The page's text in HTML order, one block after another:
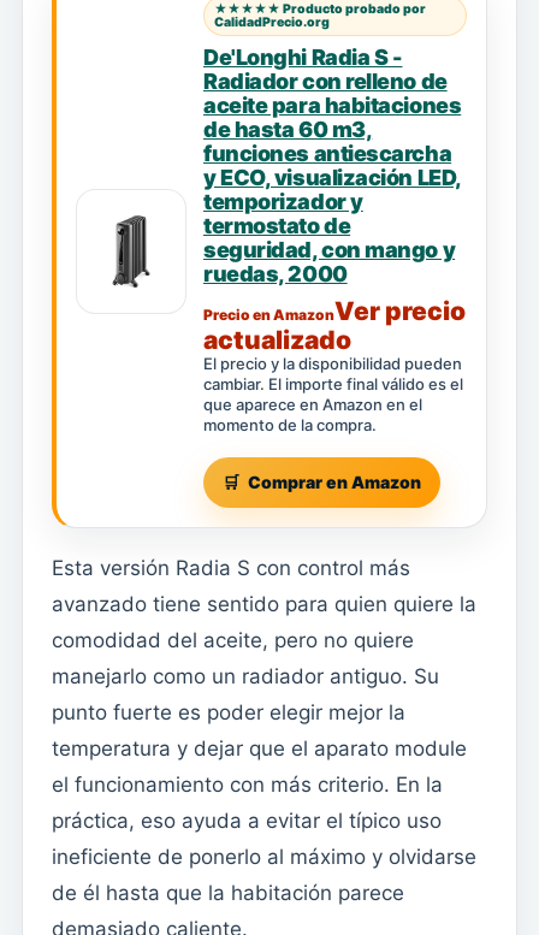
★★★★★ Producto probado por
CalidadPrecio.org
De'Longhi Radia S -
Radiador con relleno de
aceite para habitaciones
de hasta 60 m3,
funciones antiescarcha
y ECO, visualización LED,
temporizador y
termostato de
seguridad, con mango y
ruedas, 2000
Precio en AmazonVer precio
actualizado
El precio y la disponibilidad pueden
cambiar. El importe final válido es el
que aparece en Amazon en el
momento de la compra.
Comprar en Amazon
Esta versión Radia S con control más
avanzado tiene sentido para quien quiere la
comodidad del aceite, pero no quiere
manejarlo como un radiador antiguo. Su
punto fuerte es poder elegir mejor la
temperatura y dejar que el aparato module
el funcionamiento con más criterio. En la
práctica, eso ayuda a evitar el típico uso
ineficiente de ponerlo al máximo y olvidarse
de él hasta que la habitación parece
demasiado caliente.